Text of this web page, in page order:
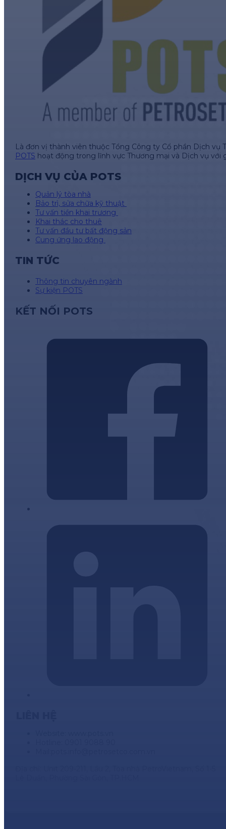
Là đơn vị thành viên thuộc Tổng Công ty Cổ phần Dịch vụ
POTS hoạt động trong lĩnh vực Thương mại và Dịch vụ
DỊCH VỤ CỦA POTS
Quản lý tòa nhà
Bảo trì, sửa chữa kỹ thuật
Tư vấn tiền khai trương
Khai thác cho thuê
Tư vấn đầu tư bất động sản
Cung ứng lao động
TIN TỨC
Thông tin chuyên ngành
Sự kiện POTS
KẾT NỐI POTS